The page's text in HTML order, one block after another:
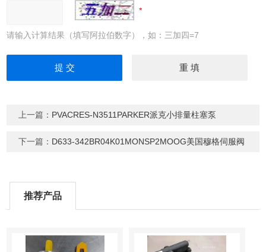
请输入计算结果（填写阿拉伯数字），如：三加四=7
上一篇： PVACRES-N3511PARKER派克小排量柱塞泵
下一篇： D633-342BR04K01MONSP2MOOG美国穆格伺服阀
推荐产品